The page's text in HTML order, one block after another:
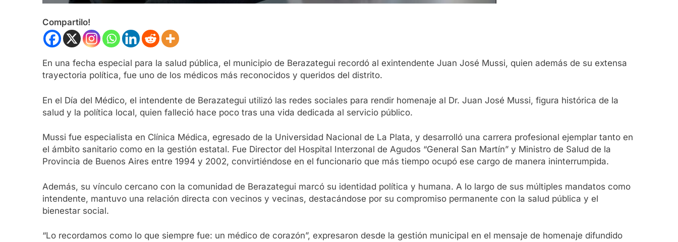
Compartilo!
En una fecha especial para la salud pública, el municipio de Berazategui recordó al exintendente Juan José Mussi, quien además de su extensa
trayectoria política, fue uno de los médicos más reconocidos y queridos del distrito.
En el Día del Médico, el intendente de Berazategui utilizó las redes sociales para rendir homenaje al Dr. Juan José Mussi, figura histórica de la
salud y la política local, quien falleció hace poco tras una vida dedicada al servicio público.
Mussi fue especialista en Clínica Médica, egresado de la Universidad Nacional de La Plata, y desarrolló una carrera profesional ejemplar tanto en
el ámbito sanitario como en la gestión estatal. Fue Director del Hospital Interzonal de Agudos “General San Martín” y Ministro de Salud de la
Provincia de Buenos Aires entre 1994 y 2002, convirtiéndose en el funcionario que más tiempo ocupó ese cargo de manera ininterrumpida.
Además, su vínculo cercano con la comunidad de Berazategui marcó su identidad política y humana. A lo largo de sus múltiples mandatos como
intendente, mantuvo una relación directa con vecinos y vecinas, destacándose por su compromiso permanente con la salud pública y el
bienestar social.
“Lo recordamos como lo que siempre fue: un médico de corazón”, expresaron desde la gestión municipal en el mensaje de homenaje difundido